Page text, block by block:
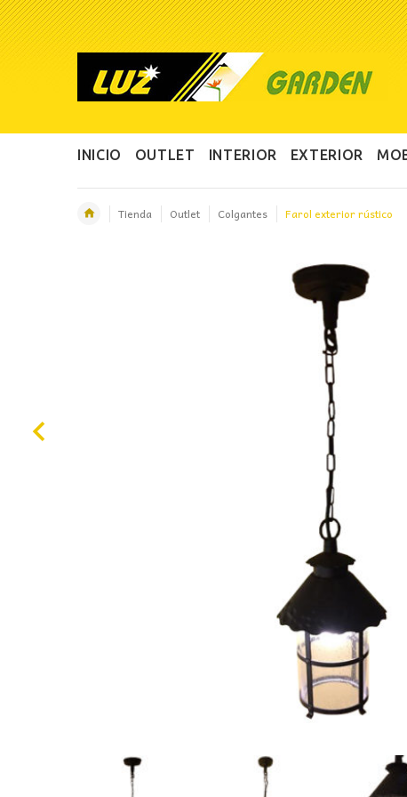
INICIO OUTLET INTERIOR EXTERIOR
Tienda Outlet Colgantes Farol exterior rústico